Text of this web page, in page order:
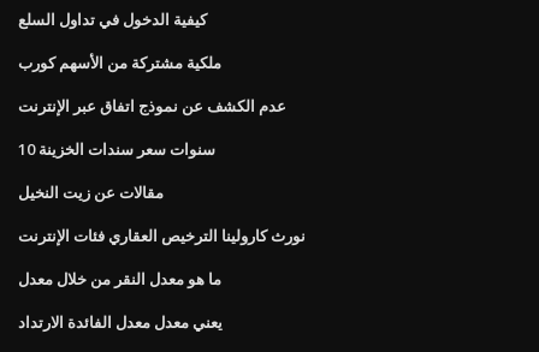
كيفية الدخول في تداول السلع
ملكية مشتركة من الأسهم كورب
عدم الكشف عن نموذج اتفاق عبر الإنترنت
10 سنوات سعر سندات الخزينة
مقالات عن زيت النخيل
نورث كارولينا الترخيص العقاري فئات الإنترنت
ما هو معدل النقر من خلال معدل
يعني معدل معدل الفائدة الارتداد